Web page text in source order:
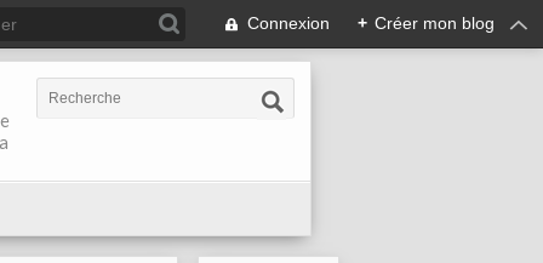
Connexion + Créer mon blog